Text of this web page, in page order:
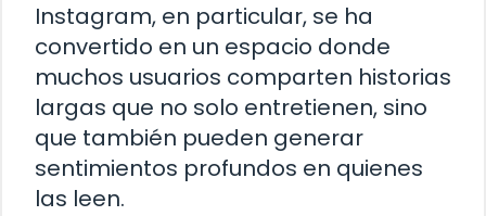
Instagram, en particular, se ha
convertido en un espacio donde
muchos usuarios comparten historias
largas que no solo entretienen, sino
que también pueden generar
sentimientos profundos en quienes
las leen.